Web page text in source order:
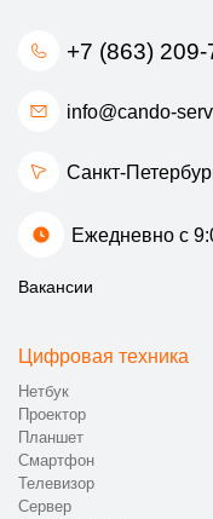
+7 (863) 209-
info@cando-
Санкт-
Ежедневно с
Вакансии
Цифровая техника
Нетбук
Проектор
Планшет
Смартфон
Телевизор
Сервер